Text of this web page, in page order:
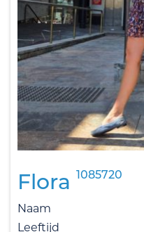
Flora 1085720
Naam
Leeftijd